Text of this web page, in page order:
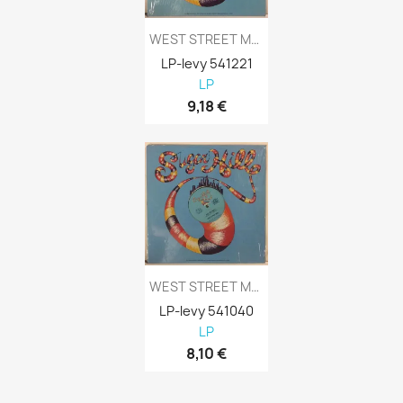
WEST STREET MOB: OOH BABY 12” MAXI-SINGLE...
LP-levy 541221
LP
9,18 €
WEST STREET MOB: ROCK THE PARTY 12” MAXI -...
LP-levy 541040
LP
8,10 €